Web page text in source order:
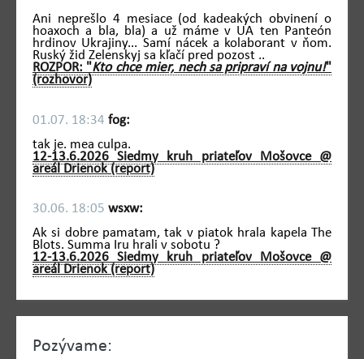
Ani neprešlo 4 mesiace (od kadeakých obvinení o
hoaxoch a bla, bla) a už máme v UA ten Panteón
hrdinov Ukrajiny... Samí nácek a kolaborant v ňom.
Ruský žid Zelenskyj sa kľačí pred pozost ..
ROZPOR: "Kto chce mier, nech sa pripraví na vojnu!"
(rozhovor)
01.07. 18:34 fog:
tak je. mea culpa.
12-13.6.2026 Siedmy kruh priateľov Mošovce @
areál Drienok (report)
30.06. 18:05 wsxw:
Ak si dobre pamatam, tak v piatok hrala kapela The
Blots. Summa Iru hrali v sobotu ?
12-13.6.2026 Siedmy kruh priateľov Mošovce @
areál Drienok (report)
Pozývame: